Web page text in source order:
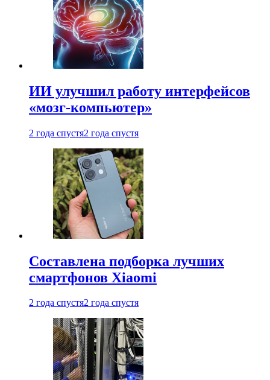
ИИ улучшил работу интерфейсов
«мозг-компьютер»
2 года спустя2 года спустя
Составлена подборка лучших
смартфонов Xiaomi
2 года спустя2 года спустя